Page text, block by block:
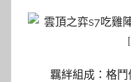
羈絆組成：格鬥